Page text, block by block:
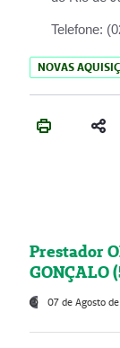
Telefone:
NOVAS
Prestador
GONÇALO
07 de Agosto